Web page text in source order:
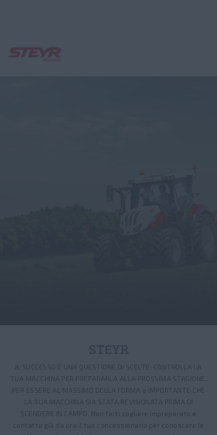
IL SUCCESSO È UNA QUESTIONE DI SCELTE: CONTROLLA LA
TUA MACCHINA PER PREPARARLA ALLA PROSSIMA STAGIONE.
PER ESSERE AL MASSIMO DELLA FORMA è IMPORTANTE CHE
LA TUA MACCHINA SIA STATA REVISIONATA PRIMA DI
SCENDERE IN CAMPO. Non farti cogliere impreparato e
contatta già da ora il tuo concessionario per conoscere le